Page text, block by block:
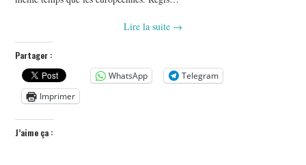
Lire la suite →
Partager :
WhatsApp
Telegram
Imprimer
J’aime ça :